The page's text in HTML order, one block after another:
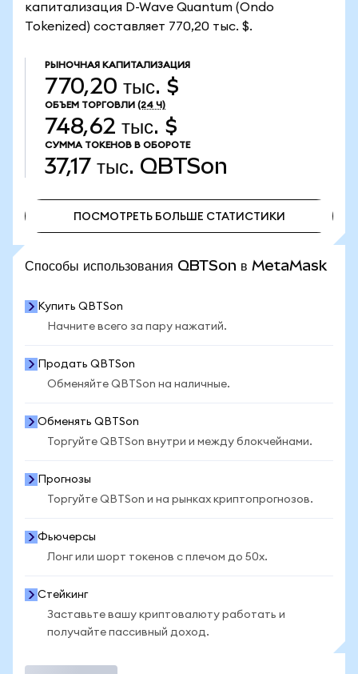
капитализация D-Wave Quantum (Ondo
Tokenized) составляет 770,20 тыс. $.
РЫНОЧНАЯ КАПИТАЛИЗАЦИЯ
770,20 тыс. $
ОБЪЕМ ТОРГОВЛИ (24 Ч)
748,62 тыс. $
СУММА ТОКЕНОВ В ОБОРОТЕ
37,17 тыс. QBTSon
ПОСМОТРЕТЬ БОЛЬШЕ СТАТИСТИКИ
Способы использования QBTSon в MetaMask
Купить QBTSon
Начните всего за пару нажатий.
Продать QBTSon
Обменяйте QBTSon на наличные.
Обменять QBTSon
Торгуйте QBTSon внутри и между блокчейнами.
Прогнозы
Торгуйте QBTSon и на рынках криптопрогнозов.
Фьючерсы
Лонг или шорт токенов с плечом до 50x.
Стейкинг
Заставьте вашу криптовалюту работать и
получайте пассивный доход.